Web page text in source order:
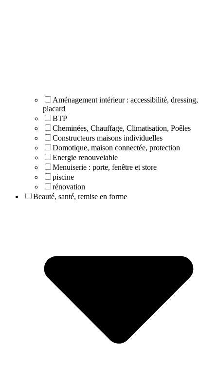
Aménagement intérieur : accessibilité, dressing,
placard
BTP
Cheminées, Chauffage, Climatisation, Poêles
Constructeurs maisons individuelles
Domotique, maison connectée, protection
Energie renouvelable
Menuiserie : porte, fenêtre et store
piscine
rénovation
Beauté, santé, remise en forme